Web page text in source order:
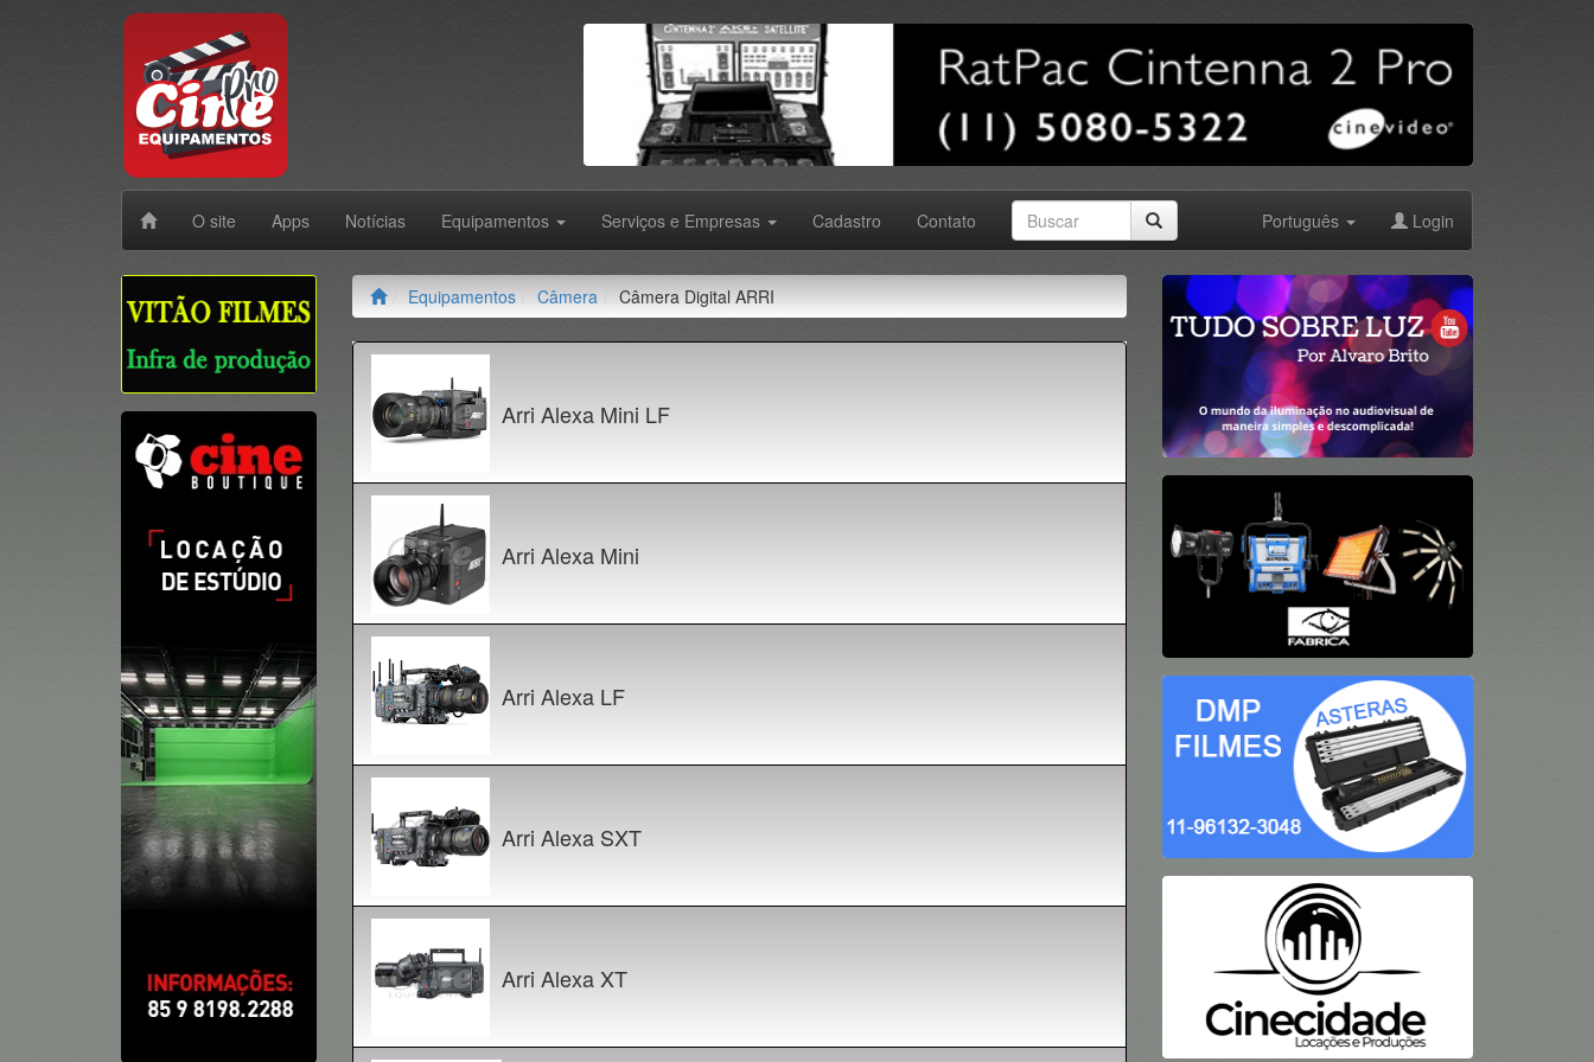
O site Apps Notícias Equipamentos Serviços e Empresas Cadastro Contato Português Login
Equipamentos Câmera Câmera Digital ARRI
Arri Alexa Mini LF
Arri Alexa Mini
Arri Alexa LF
Arri Alexa SXT
Arri Alexa XT